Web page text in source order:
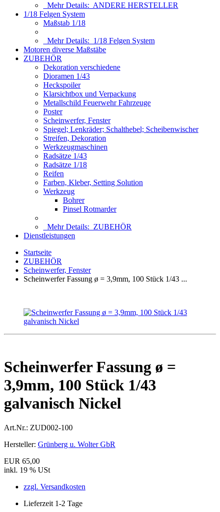
Mehr Details: ANDERE HERSTELLER
1/18 Felgen System
Maßstab 1/18
Mehr Details: 1/18 Felgen System
Motoren diverse Maßstäbe
ZUBEHÖR
Dekoration verschiedene
Dioramen 1/43
Heckspoiler
Klarsichtbox und Verpackung
Metallschild Feuerwehr Fahrzeuge
Poster
Scheinwerfer, Fenster
Spiegel; Lenkräder; Schalthebel; Scheibenwischer
Streifen, Dekoration
Werkzeugmaschinen
Radsätze 1/43
Radsätze 1/18
Reifen
Farben, Kleber, Setting Solution
Werkzeug
Bohrer
Pinsel Rotmarder
Mehr Details: ZUBEHÖR
Dienstleistungen
Startseite
ZUBEHÖR
Scheinwerfer, Fenster
Scheinwerfer Fassung ø = 3,9mm, 100 Stück 1/43 ...
Scheinwerfer Fassung ø =
3,9mm, 100 Stück 1/43
galvanisch Nickel
Art.Nr.: ZUD002-100
Hersteller: Grünberg u. Wolter GbR
EUR 65,00
inkl. 19 % USt
zzgl. Versandkosten
Lieferzeit 1-2 Tage